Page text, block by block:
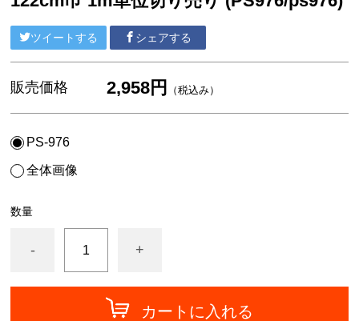
東リ
カッティングシート
ツイートする シェアする
販売価格 2,958円 （税込み）
PS-976
全体画像
数量
- +
カートに入れる